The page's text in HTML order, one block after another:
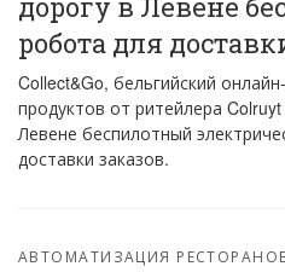
робота для
Collect&Go, бельгийский
продуктов от ритейлера
Левене беспилотный
доставки заказов.
АВТОМАТИЗАЦИЯ